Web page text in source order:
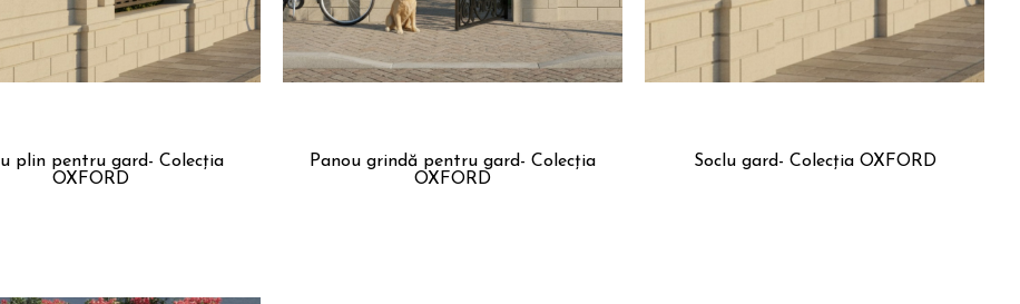
plin pentru gard- Colecția
OXFORD
Panou grindă pentru gard- Colecția
OXFORD
Soclu gard- Colecția OXFORD